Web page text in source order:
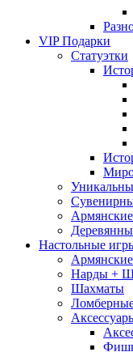
VIP Подарки
Статуэтки
Настольные
Нарды +
Шахматы